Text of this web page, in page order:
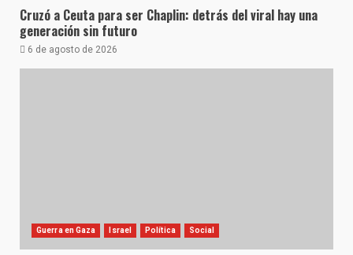
Cruzó a Ceuta para ser Chaplin: detrás del viral hay una
generación sin futuro
6 de agosto de 2026
Guerra en Gaza Israel Política Social